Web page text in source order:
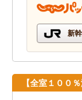
新
【全室１０